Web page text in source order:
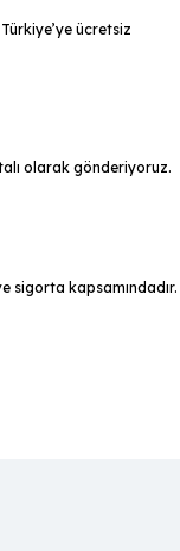
ücretsiz
olarak gönderiyoruz.
sigorta kapsamındadır.